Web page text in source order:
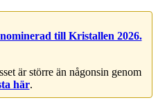
till Kristallen 2026.
är större än någonsin genom
här.